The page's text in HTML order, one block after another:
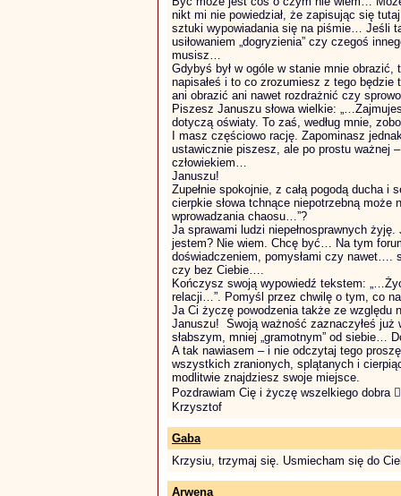
nikt mi nie powiedział, że zapisując się
sztuki wypowiadania się na piśmie… Jeśli
usiłowaniem „dogryzienia” czy czegoś
musisz…
Gdybyś był w ogóle w stanie mnie
napisałeś i to co zrozumiesz z tego
ani obrazić ani nawet rozdrażnić czy
Piszesz Januszu słowa wielkie:
dotyczą oświaty. To zaś, według mnie,
I masz częściowo rację. Zapominasz
ustawicznie piszesz, ale po prostu ważnej
człowiekiem…
Januszu!
Zupełnie spokojnie, z całą pogodą ducha
cierpkie słowa tchnące niepotrzebną
wprowadzania chaosu…”?
Ja sprawami ludzi niepełnosprawnych
jestem? Nie wiem. Chcę być… Na tym
doświadczeniem, pomysłami czy
czy bez Ciebie….
Kończysz swoją wypowiedź tekstem:
relacji…”. Pomyśl przez chwilę o tym, co
Ja Ci życzę powodzenia także ze względu
Januszu! Swoją ważność zaznaczyłeś już
słabszym, mniej „gramotnym” od siebie…
A tak nawiasem – i nie odczytaj tego
wszystkich zranionych, splątanych i
modlitwie znajdziesz swoje miejsce.
Pozdrawiam Cię i życzę wszelkiego dobra 
Krzysztof
Gaba
Krzysiu, trzymaj się. Usmiecham się do
Arwena